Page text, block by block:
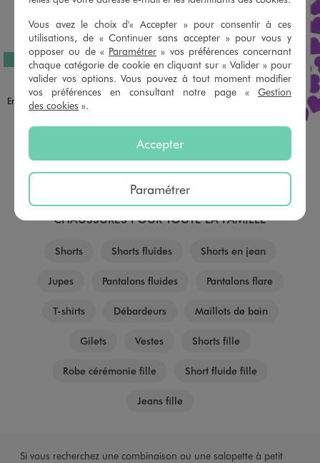
EXCLU WEB
Disponible en 1 coloris
BLEU STANDARD
Ensemble 2 pièces tee-shirt et leggings court fille - Pat Patrouille
AU PANIER
RETROUVEZ NOS CATÉGORIES VÊTEMENTS ET
CHAUSSURES POUR TOUTE LA FAMILLE
Shorts Shorts fluides Shorts en jean
Jupes Pantalons fluides Pantalons flare
T-shirts Débardeurs Maillots de bain
Gilets Vestes Shorts fille
Robe cérémonie fille Short fluide fille
Jeans fille
Si vous recherchez une combinaison ou une salopette à petit
Vous avez le choix d'« Accepter » pour consentir à ces
utilisations, de « Continuer sans accepter » pour vous y
opposer ou de « Paramétrer » vos préférences concernant
chaque catégorie de cookie en cliquant sur « Valider » pour
valider vos options. Vous pouvez à tout moment modifier
vos préférences en consultant notre page « Gestion
des cookies ».
Accepter
Paramétrer